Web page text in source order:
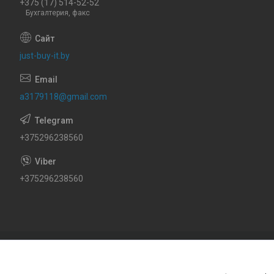
+375 (17) 514-52-52
Бухгалтерия, факс
just-buy-it.by
a3179118@gmail.com
+375296238560
+375296238560